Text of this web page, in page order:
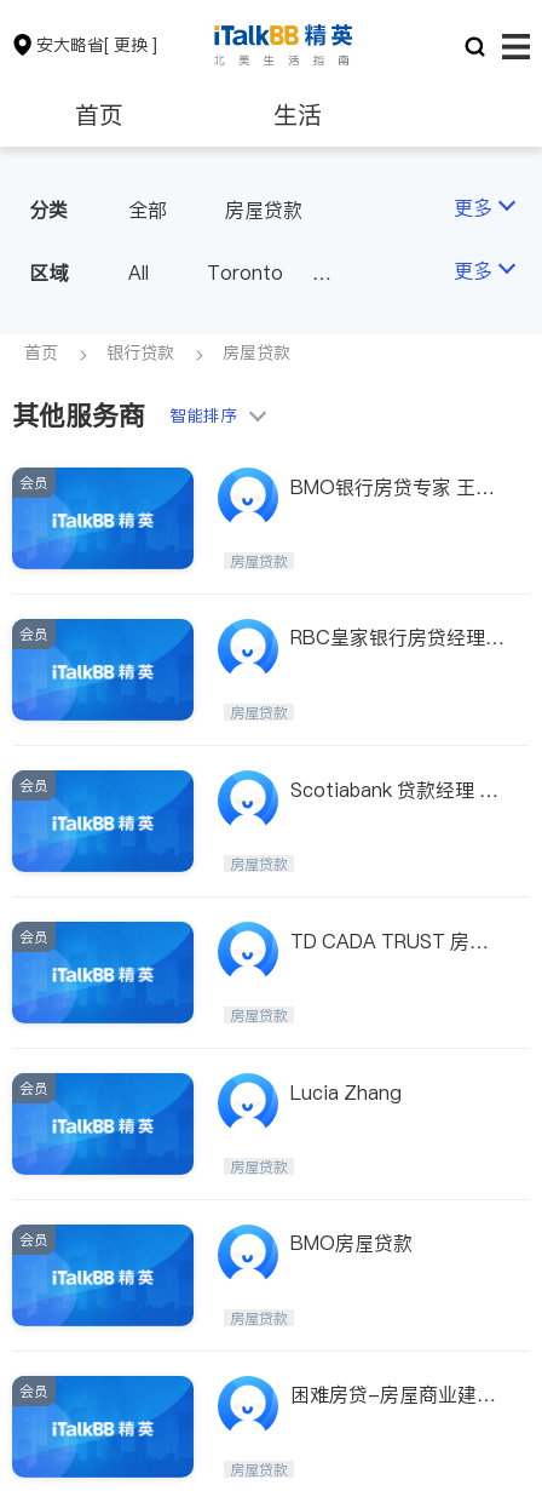
安大略省[ 更换 ]
首页 生活
保险理财 房地产租售
银行贷款 会计师
建筑装修
分类 全部 房屋贷款 更多
区域 All
Toronto
Scarborough
North York
Brampton
Kitchener
Newmarket
Stouffville
Maple
Waterloo
Guelph
Ajax
Oshawa
Niagara Falls
Pickering
Concord
Port Perry
King
更多
首页 银行贷款 房屋贷款
其他服务商 智能排序
会员
BMO银行房贷专家 王红
房屋贷款
会员
RBC皇家银行房贷经理-
房屋贷款
会员
Scotiabank 贷款经理 夏
房屋贷款
会员
TD CADA TRUST 房屋
房屋贷款
会员 Lucia Zhang
房屋贷款
会员 BMO房屋贷款
房屋贷款
会员
困难房贷-房屋商业建筑
房屋贷款